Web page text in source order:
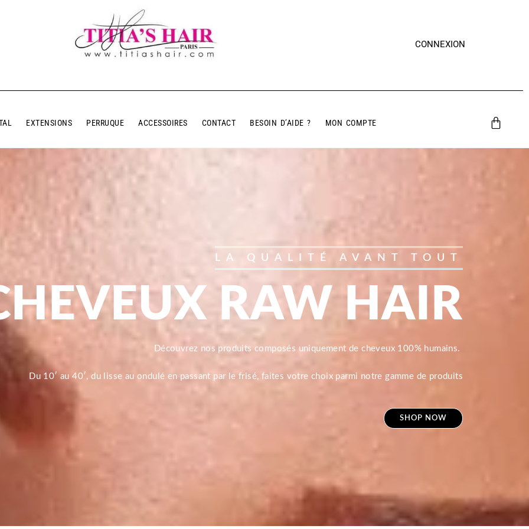
CONNEXION
EXTENSIONS PERRUQUE ACCESSOIRES CONTACT BESOIN D’AIDE ? MON COMPTE
LA QUALITÉ AVANT TOUT
RAW HAIR
Découvrez nos produits composés uniquement de cheveux 100% humains.
Du 10′ au 40′, du lisse au ondulé en passant par le frisé, faites votre choix parmi notre gamme de produits
SHOP NOW